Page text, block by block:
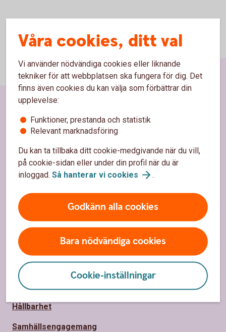
Våra cookies, ditt val
Vi använder nödvändiga cookies eller liknande
tekniker för att webbplatsen ska fungera för dig. Det
finns även cookies du kan välja som förbättrar din
upplevelse:
Funktioner, prestanda och statistik
Relevant marknadsföring
Du kan ta tillbaka ditt cookie-medgivande när du vill,
på cookie-sidan eller under din profil när du är
inloggad. Så hanterar vi cookies .
Godkänn alla cookies
Bara nödvändiga cookies
Cookie-inställningar
Sidfot
Hitta snabbt
Bli kund
Kontakta oss
Spärrhjälp
Priser, räntor och kurser
Om oss
Om Ålems Sparbank
Hållbarhet
Samhällsengagemang